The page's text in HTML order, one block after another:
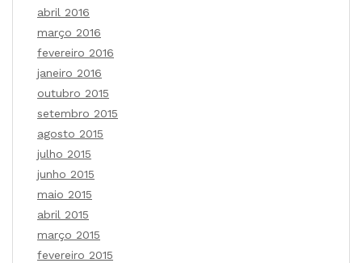
abril 2016
março 2016
fevereiro 2016
janeiro 2016
outubro 2015
setembro 2015
agosto 2015
julho 2015
junho 2015
maio 2015
abril 2015
março 2015
fevereiro 2015